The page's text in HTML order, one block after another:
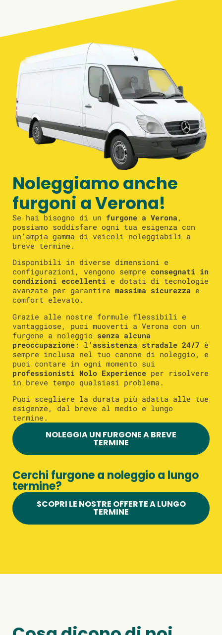
Noleggiamo anche
furgoni a Verona!
Se hai bisogno di un furgone a Verona ,
possiamo soddisfare ogni tua esigenza con
un’ampia gamma di veicoli noleggiabili a
breve termine.
Disponibili in diverse dimensioni e
configurazioni, vengono sempre consegnati in
condizioni eccellenti e dotati di tecnologie
avanzate per garantire massima sicurezza e
comfort elevato.
Grazie alle nostre formule flessibili e
vantaggiose, puoi muoverti a Verona con un
furgone a noleggio senza alcuna
preoccupazione : l’ assistenza stradale 24/7 è
sempre inclusa nel tuo canone di noleggio, e
puoi contare in ogni momento sui
professionisti Nolo Experience per risolvere
in breve tempo qualsiasi problema.
Puoi scegliere la durata più adatta alle tue
esigenze, dal breve al medio e lungo
termine.
NOLEGGIA UN FURGONE A BREVE
TERMINE
Cerchi furgone a noleggio a lungo
termine?
SCOPRI LE NOSTRE OFFERTE A LUNGO
TERMINE